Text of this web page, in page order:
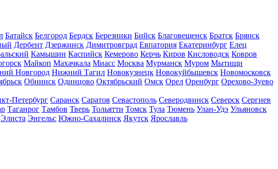
Батайск Белгород Бердск Березники Бийск Благовещенск Братск Брянск
Дербент Дзержинск Димитровград Евпатория Екатеринбург Елец
Камышин Каспийск Кемерово Керчь Киров Кисловодск Ковров
Майкоп Махачкала Миасс Москва Мурманск Муром Мытищи
Новгород Нижний Тагил Новокузнецк Новокуйбышевск Новомосковск
Обнинск Одинцово Октябрьский Омск Орел Оренбург Орехово-Зуево
Петербург Саранск Саратов Севастополь Северодвинск Северск Сергиев
Таганрог Тамбов Тверь Тольятти Томск Тула Тюмень Улан-Удэ Ульяновск
Элиста Энгельс Южно-Сахалинск Якутск Ярославль